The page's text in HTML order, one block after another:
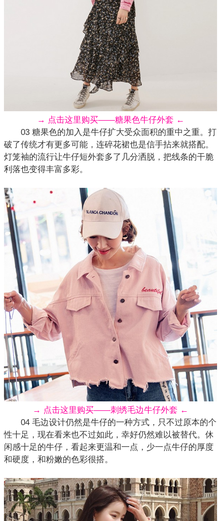
→ 点击这里购买——糖果色牛仔外套 ←
03 糖果色的加入是牛仔扩大受众面积的重中之重。打
破了传统才有更多可能，连碎花裙也是信手拈来就搭配。
灯笼袖的流行让牛仔短外套多了几分洒脱，把线条的干脆
利落也变得丰富多彩。
→ 点击这里购买——刺绣毛边牛仔外套 ←
04 毛边设计仍然是牛仔的一种方式，只不过原本的个
性十足，现在看来也不过如此，幸好仍然难以被替代。休
闲感十足的牛仔 ，看起来更温和一点，少一点牛仔的厚度
和硬度，和粉嫩的色彩很搭。